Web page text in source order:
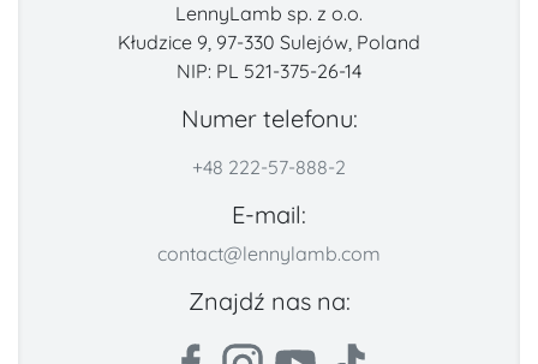
LennyLamb sp. z o.o.
Kłudzice 9, 97-330 Sulejów, Poland
NIP: PL 521-375-26-14
Numer telefonu:
+48 222-57-888-2
E-mail:
contact@lennylamb.com
Znajdź nas na: